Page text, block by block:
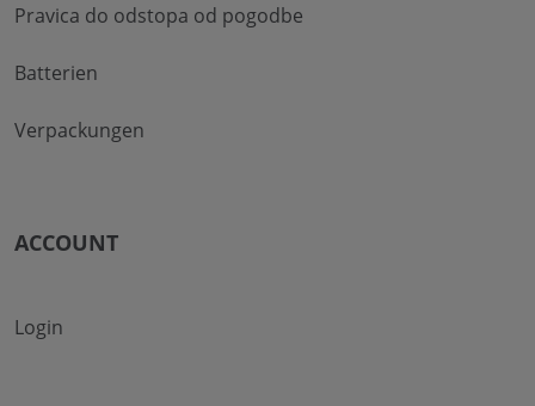
Pravica do odstopa od pogodbe
Batterien
Verpackungen
ACCOUNT
Login